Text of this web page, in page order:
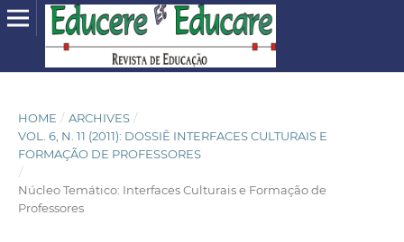
HOME / ARCHIVES /
VOL. 6, N. 11 (2011): DOSSIÊ INTERFACES CULTURAIS E
FORMAÇÃO DE PROFESSORES
/
Núcleo Temático: Interfaces Culturais e Formação de
Professores